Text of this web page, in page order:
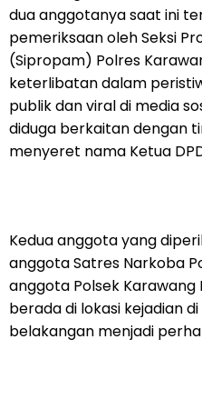
dua anggotanya saat ini
pemeriksaan oleh Seksi
(Sipropam) Polres
keterlibatan dalam
publik dan viral di media
diduga berkaitan dengan
menyeret nama Ketua
Kedua anggota yang
anggota Satres Narkoba
anggota Polsek Karawang
berada di lokasi kejadian
belakangan menjadi